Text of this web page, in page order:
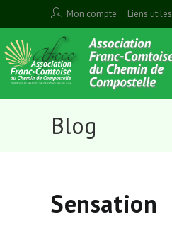
to
content
Mon compte Liens utiles
Blog
Sensation